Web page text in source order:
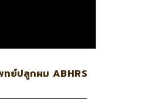
ย์ปลูกผม ABHRS